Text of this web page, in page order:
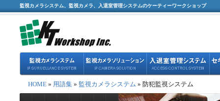
監視カメラシステム、監視カメラ、入退室管理システムのケーティーワークショップ
HOME » 用語集 » 監視カメラシステム » 防犯監視システム